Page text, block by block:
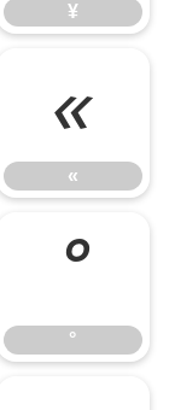
¥
«
«
°
°